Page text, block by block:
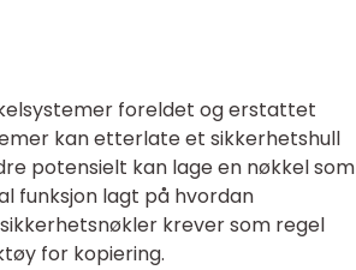
foreldet og erstattet
kan etterlate et sikkerhetshull
potensielt kan lage en nøkkel som
funksjon lagt på hvordan
krever som regel
for kopiering.